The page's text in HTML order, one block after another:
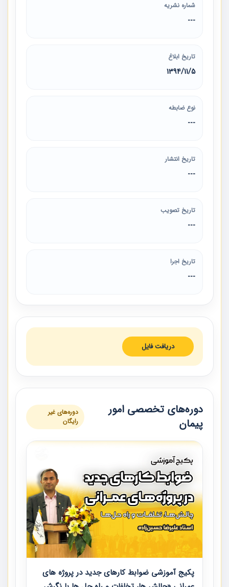
شماره نشریه
---
تاریخ ابلاغ
1394/11/5
نوع ضابطه
---
تاریخ انتشار
---
تاریخ تصویب
---
تاریخ اجرا
---
دریافت فایل
دوره‌های تخصصی امور
پیمان
دوره‌های غیر
رایگان
پکیج آموزشی ضوابط کارهای جدید در پروژه های